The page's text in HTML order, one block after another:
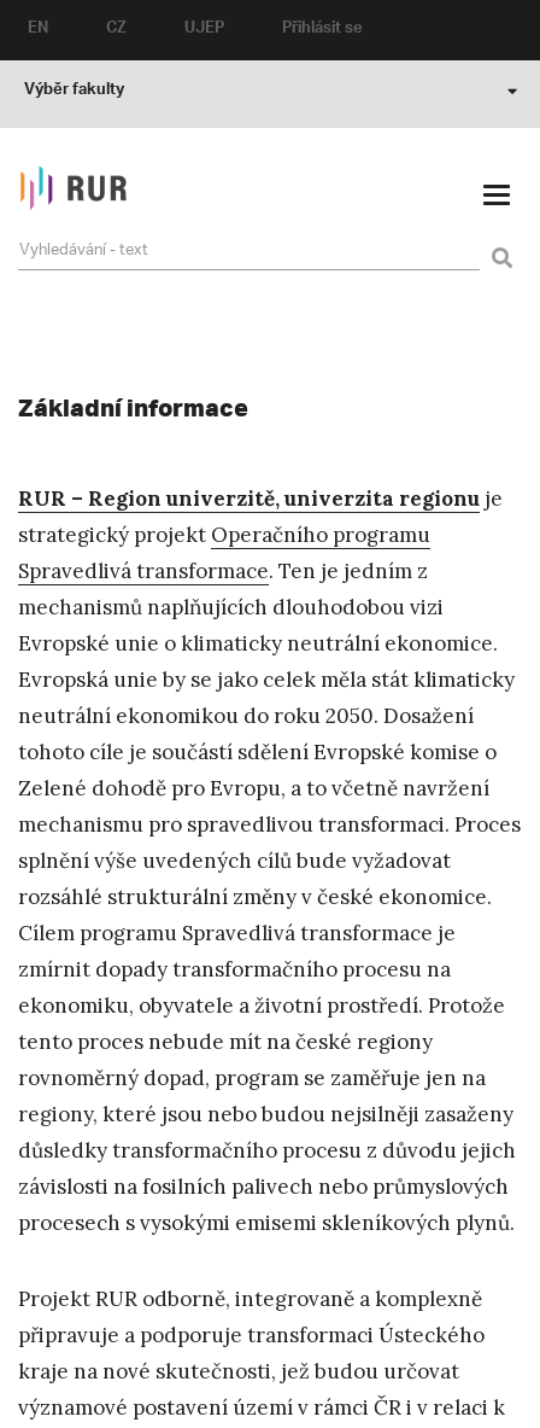
EN CZ UJEP
Přihlásit se
Výběr fakulty
Základní informace
RUR – Region univerzitě, univerzita regionu je
strategický projekt Operačního programu
Spravedlivá transformace. Ten je jedním z
mechanismů naplňujících dlouhodobou vizi
Evropské unie o klimaticky neutrální ekonomice.
Evropská unie by se jako celek měla stát klimaticky
neutrální ekonomikou do roku 2050. Dosažení
tohoto cíle je součástí sdělení Evropské komise o
Zelené dohodě pro Evropu, a to včetně navržení
mechanismu pro spravedlivou transformaci. Proces
splnění výše uvedených cílů bude vyžadovat
rozsáhlé strukturální změny v české ekonomice.
Cílem programu Spravedlivá transformace je
zmírnit dopady transformačního procesu na
ekonomiku, obyvatele a životní prostředí. Protože
tento proces nebude mít na české regiony
rovnoměrný dopad, program se zaměřuje jen na
regiony, které jsou nebo budou nejsilněji zasaženy
důsledky transformačního procesu z důvodu jejich
závislosti na fosilních palivech nebo průmyslových
procesech s vysokými emisemi skleníkových plynů.
Projekt RUR odborně, integrovaně a komplexně
připravuje a podporuje transformaci Ústeckého
kraje na nové skutečnosti, jež budou určovat
významové postavení území v rámci ČR i v relaci k